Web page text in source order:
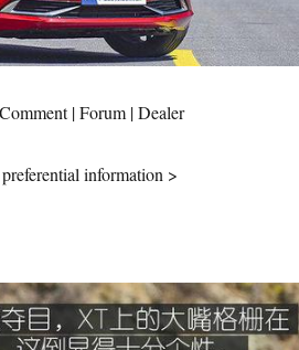
| Forum | Dealer
information >